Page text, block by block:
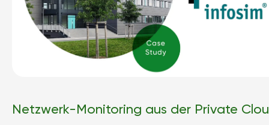
Netzwerk-Monitoring aus der Private